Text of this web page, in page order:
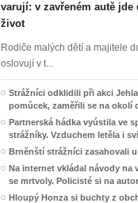
varují: v zavřeném autě jde
život
Rodiče malých dětí a majitele
oslovují v t...
Strážníci odklidili při akci
pomůcek, zaměřili se na okolí
Partnerská hádka vyústila ve
strážníky. Vzduchem letěla i
Brněnští strážníci zasahovali
Na internet vkládal návody na
se mrtvoly. Policisté si na
Hloupý Honza si buchty z